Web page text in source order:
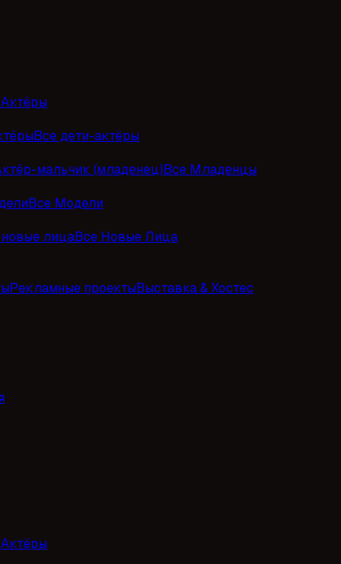
Все дети-актёры
мальчик (младенец)Все Младенцы
Все Модели
лицаВсе Новые Лица
Рекламные проектыВыставка & Хостес